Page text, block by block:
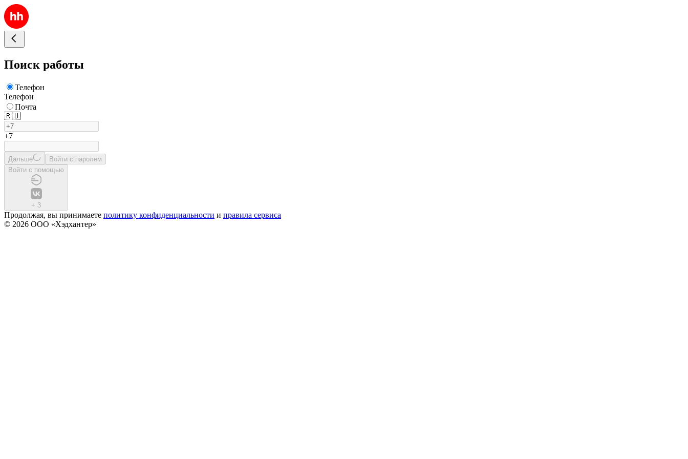
Поиск работы
Телефон
Телефон
Почта
🇷🇺
+7
Дальше
Войти с паролем
Войти с помощью
+ 3
Продолжая, вы принимаете политику конфиденциальности и правила сервиса
© 2026 ООО «Хэдхантер»